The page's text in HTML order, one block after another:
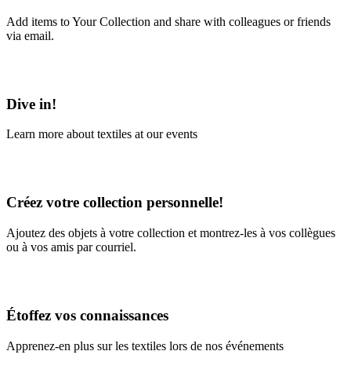
Add items to Your Collection and share with colleagues or friends
via email.
Dive in!
Learn more about textiles at our events
Créez votre collection personnelle!
Ajoutez des objets à votre collection et montrez-les à vos collègues
ou à vos amis par courriel.
Étoffez vos connaissances
Apprenez-en plus sur les textiles lors de nos événements